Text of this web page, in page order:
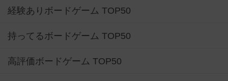
経験ありボードゲーム TOP50
持ってるボードゲーム TOP50
高評価ボードゲーム TOP50